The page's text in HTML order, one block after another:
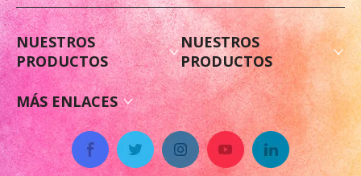
NUESTROS
PRODUCTOS
NUESTROS
PRODUCTOS
MÁS ENLACES